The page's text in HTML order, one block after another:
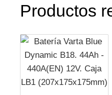
Productos